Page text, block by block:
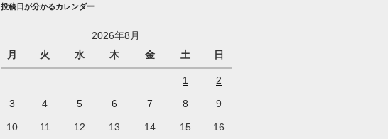
投稿日が分かるカレンダー
2026年8月
月
火 水 木 金 土 日
1 2
3 4 5 6 7 8 9
10 11 12 13 14 15 16